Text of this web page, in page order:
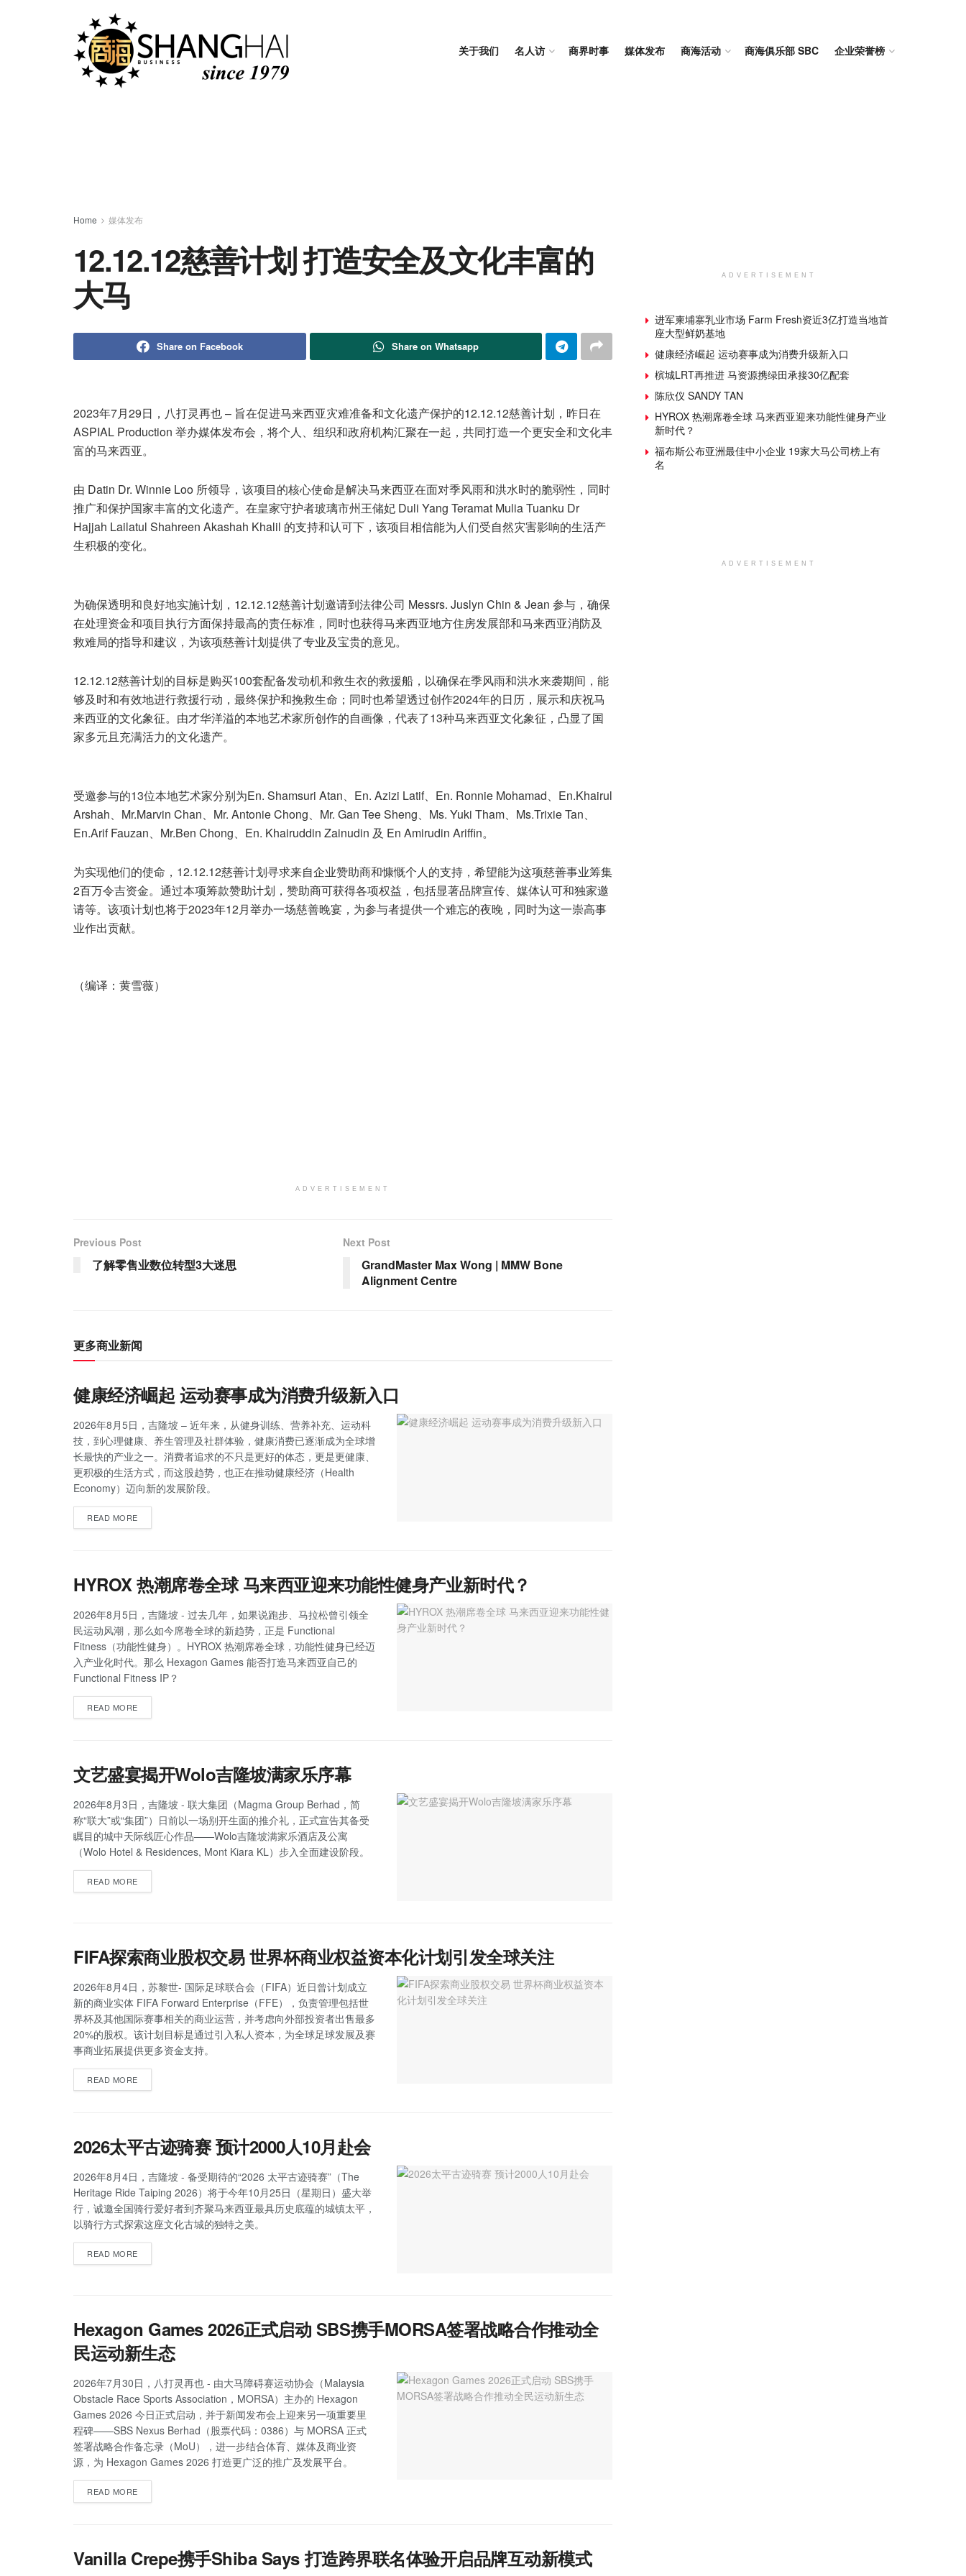
关于我们 名人访 商界时事 媒体发布 商海活动 商海俱乐部 SBC 企业荣誉榜
Home 媒体发布
12.12.12慈善计划 打造安全及文化丰富的
大马
Share on Facebook Share on Whatsapp
2023年7月29日，八打灵再也 – 旨在促进马来西亚灾难准备和文化遗产保护的12.12.12慈善计划，昨日在
ASPIAL Production 举办媒体发布会，将个人、组织和政府机构汇聚在一起，共同打造一个更安全和文化丰
富的马来西亚。
由 Datin Dr. Winnie Loo 所领导，该项目的核心使命是解决马来西亚在面对季风雨和洪水时的脆弱性，同时
推广和保护国家丰富的文化遗产。在皇家守护者玻璃市州王储妃 Duli Yang Teramat Mulia Tuanku Dr
Hajjah Lailatul Shahreen Akashah Khalil 的支持和认可下，该项目相信能为人们受自然灾害影响的生活产
生积极的变化。
为确保透明和良好地实施计划，12.12.12慈善计划邀请到法律公司 Messrs. Juslyn Chin & Jean 参与，确保
在处理资金和项目执行方面保持最高的责任标准，同时也获得马来西亚地方住房发展部和马来西亚消防及
救难局的指导和建议，为该项慈善计划提供了专业及宝贵的意见。
12.12.12慈善计划的目标是购买100套配备发动机和救生衣的救援船，以确保在季风雨和洪水来袭期间，能
够及时和有效地进行救援行动，最终保护和挽救生命；同时也希望透过创作2024年的日历，展示和庆祝马
来西亚的文化象征。由才华洋溢的本地艺术家所创作的自画像，代表了13种马来西亚文化象征，凸显了国
家多元且充满活力的文化遗产。
受邀参与的13位本地艺术家分别为En. Shamsuri Atan、En. Azizi Latif、En. Ronnie Mohamad、En.Khairul
Arshah、Mr.Marvin Chan、Mr. Antonie Chong、Mr. Gan Tee Sheng、Ms. Yuki Tham、Ms.Trixie Tan、
En.Arif Fauzan、Mr.Ben Chong、En. Khairuddin Zainudin 及 En Amirudin Ariffin。
为实现他们的使命，12.12.12慈善计划寻求来自企业赞助商和慷慨个人的支持，希望能为这项慈善事业筹集
2百万令吉资金。通过本项筹款赞助计划，赞助商可获得各项权益，包括显著品牌宣传、媒体认可和独家邀
请等。该项计划也将于2023年12月举办一场慈善晚宴，为参与者提供一个难忘的夜晚，同时为这一崇高事
业作出贡献。
（编译：黄雪薇）
ADVERTISEMENT
Previous Post
了解零售业数位转型3大迷思
Next Post
GrandMaster Max Wong | MMW Bone
Alignment Centre
更多商业新闻
健康经济崛起 运动赛事成为消费升级新入口
2026年8月5日，吉隆坡 – 近年来，从健身训练、营养补充、运动科
技，到心理健康、养生管理及社群体验，健康消费已逐渐成为全球增
长最快的产业之一。消费者追求的不只是更好的体态，更是更健康、
更积极的生活方式，而这股趋势，也正在推动健康经济（Health
Economy）迈向新的发展阶段。
READ MORE
HYROX 热潮席卷全球 马来西亚迎来功能性健身产业新时代？
2026年8月5日，吉隆坡 - 过去几年，如果说跑步、马拉松曾引领全
民运动风潮，那么如今席卷全球的新趋势，正是 Functional
Fitness（功能性健身）。HYROX 热潮席卷全球，功能性健身已经迈
入产业化时代。那么 Hexagon Games 能否打造马来西亚自己的
Functional Fitness IP？
READ MORE
文艺盛宴揭开Wolo吉隆坡满家乐序幕
2026年8月3日，吉隆坡 - 联大集团（Magma Group Berhad，简
称“联大”或“集团”）日前以一场别开生面的推介礼，正式宣告其备受
瞩目的城中天际线匠心作品——Wolo吉隆坡满家乐酒店及公寓
（Wolo Hotel & Residences, Mont Kiara KL）步入全面建设阶段。
READ MORE
FIFA探索商业股权交易 世界杯商业权益资本化计划引发全球关注
2026年8月4日，苏黎世- 国际足球联合会（FIFA）近日曾计划成立
新的商业实体 FIFA Forward Enterprise（FFE），负责管理包括世
界杯及其他国际赛事相关的商业运营，并考虑向外部投资者出售最多
20%的股权。该计划目标是通过引入私人资本，为全球足球发展及赛
事商业拓展提供更多资金支持。
READ MORE
2026太平古迹骑赛 预计2000人10月赴会
2026年8月4日，吉隆坡 - 备受期待的“2026 太平古迹骑赛”（The
Heritage Ride Taiping 2026）将于今年10月25日（星期日）盛大举
行，诚邀全国骑行爱好者到齐聚马来西亚最具历史底蕴的城镇太平，
以骑行方式探索这座文化古城的独特之美。
READ MORE
Hexagon Games 2026正式启动 SBS携手MORSA签署战略合作推动全
民运动新生态
2026年7月30日，八打灵再也 - 由大马障碍赛运动协会（Malaysia
Obstacle Race Sports Association，MORSA）主办的 Hexagon
Games 2026 今日正式启动，并于新闻发布会上迎来另一项重要里
程碑——SBS Nexus Berhad（股票代码：0386）与 MORSA 正式
签署战略合作备忘录（MoU），进一步结合体育、媒体及商业资
源，为 Hexagon Games 2026 打造更广泛的推广及发展平台。
READ MORE
Vanilla Crepe携手Shiba Says 打造跨界联名体验开启品牌互动新模式
ADVERTISEMENT
进军柬埔寨乳业市场 Farm Fresh资近3亿打造当地首
座大型鲜奶基地
健康经济崛起 运动赛事成为消费升级新入口
槟城LRT再推进 马资源携绿田承接30亿配套
陈欣仪 SANDY TAN
HYROX 热潮席卷全球 马来西亚迎来功能性健身产业
新时代？
福布斯公布亚洲最佳中小企业 19家大马公司榜上有
名
ADVERTISEMENT